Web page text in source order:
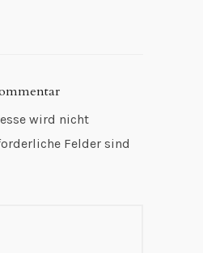
wird nicht
Felder sind